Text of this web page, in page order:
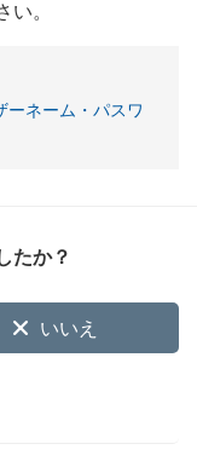
い。
ーネーム・パスワ
たか？
いいえ